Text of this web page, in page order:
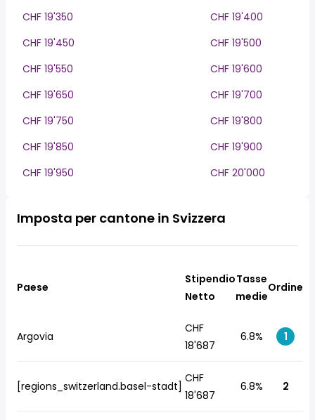
CHF 19'350
CHF 19'400
CHF 19'450
CHF 19'500
CHF 19'550
CHF 19'600
CHF 19'650
CHF 19'700
CHF 19'750
CHF 19'800
CHF 19'850
CHF 19'900
CHF 19'950
CHF 20'000
Imposta per cantone in Svizzera
Paese
Stipendio
Netto
Tasse
medie
Ordine
Argovia
CHF
18'687
6.8% 1
[regions_switzerland.basel-stadt]
CHF
18'687
6.8% 2